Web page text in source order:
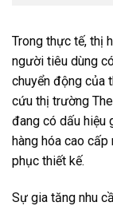
Trong thực tế, thị
người tiêu dùng
chuyển động của
cứu thị trường
đang có dấu hiệu
hàng hóa cao
phục thiết kế.
Sự gia tăng nhu